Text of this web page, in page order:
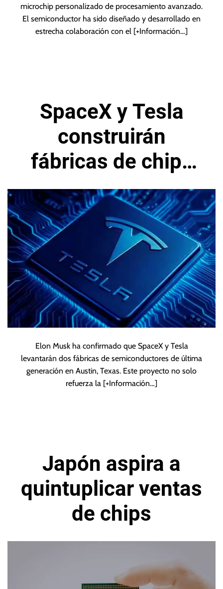
microchip personalizado de procesamiento avanzado.
El semiconductor ha sido diseñado y desarrollado en
estrecha colaboración con el [+Información…]
SpaceX y Tesla
construirán
fábricas de chips
avanzados en
Estados Unidos
Elon Musk ha confirmado que SpaceX y Tesla
levantarán dos fábricas de semiconductores de última
generación en Austin, Texas. Este proyecto no solo
refuerza la [+Información…]
Japón aspira a
quintuplicar ventas
de chips